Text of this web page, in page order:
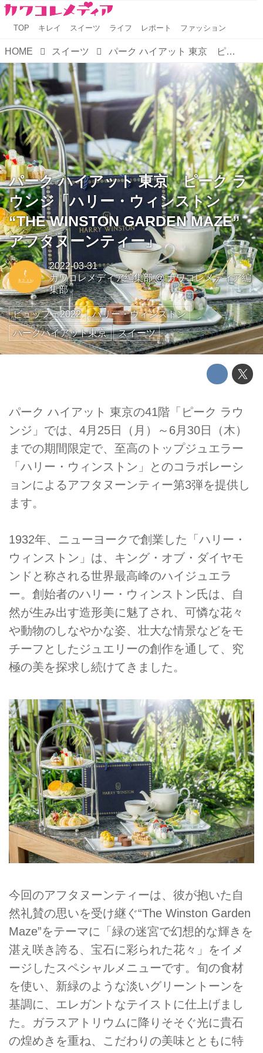
TOP キレイ スイーツ ライフ レポート ファッション
HOME スイーツ パーク ハイアット 東京 ピーク ラウンジ「ハリー・ウィンストン “THE WINSTON GARDEN MAZE” アフタヌーンティー」
パーク ハイアット 東京 ピーク ラ
ウンジ「ハリー・ウィンストン
“THE WINSTON GARDEN MAZE”
アフタヌーンティー」
2022-03-31
カワコレメディア編集部@カワコレメディア編
集部
ビュッフェ2022
ハリー・ウィンストン
パークハイアット東京
スイーツ
パーク ハイアット 東京の41階「ピーク ラウ
ンジ」では、4月25日（月）～6月30日（木）
までの期間限定で、至高のトップジュエラー
「ハリー・ウィンストン」とのコラボレーシ
ョンによるアフタヌーンティー第3弾を提供し
ます。
1932年、ニューヨークで創業した「ハリー・
ウィンストン」は、キング・オブ・ダイヤモ
ンドと称される世界最高峰のハイジュエラ
ー。創始者のハリー・ウィンストン氏は、自
然が生み出す造形美に魅了され、可憐な花々
や動物のしなやかな姿、壮大な情景などをモ
チーフとしたジュエリーの創作を通して、究
極の美を探求し続けてきました。
今回のアフタヌーンティーは、彼が抱いた自
然礼賛の思いを受け継ぐ“The Winston Garden
Maze”をテーマに「緑の迷宮で幻想的な輝きを
湛え咲き誇る、宝石に彩られた花々」をイメ
ージしたスペシャルメニューです。旬の食材
を使い、新緑のような淡いグリーントーンを
基調に、エレガントなテイストに仕上げまし
た。ガラスアトリウムに降りそそぐ光に貴石
の煌めきを重ね、こだわりの美味とともに特